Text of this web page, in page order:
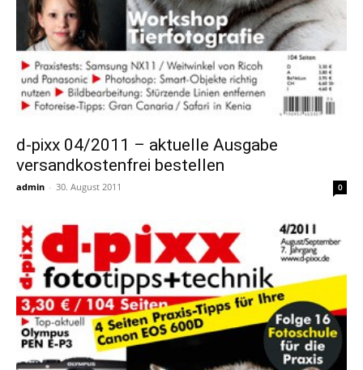
d-pixx 04/2011 – aktuelle Ausgabe
versandkostenfrei bestellen
admin - 30. August 2011 0